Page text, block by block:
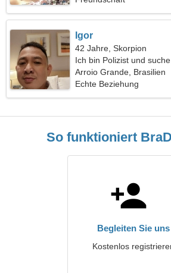
Igor
42 Jahre, Skorpion
Ich bin Polizist und
Arroio Grande, Brasilien
Echte Beziehung
So funktioniert
Begleiten Sie uns
Kostenlos